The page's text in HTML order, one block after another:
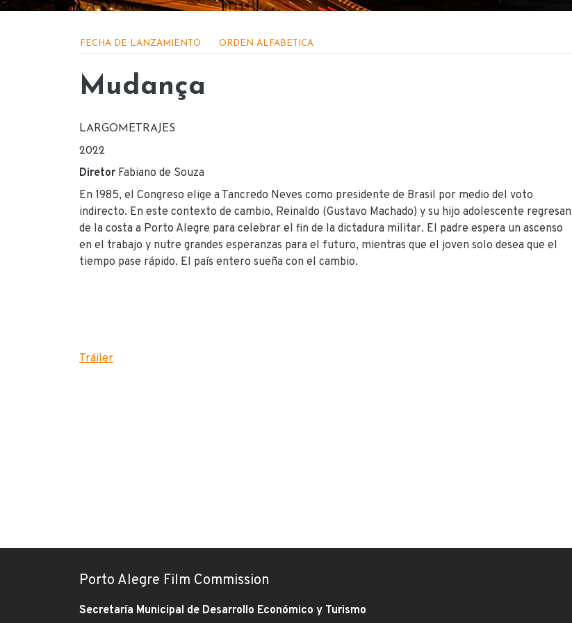
Menu - Produções apoiadas
FECHA DE LANZAMIENTO ORDEN ALFABETICA
Mudança
LARGOMETRAJES
2022
Diretor Fabiano de Souza
En 1985, el Congreso elige a Tancredo Neves como presidente de Brasil por medio del voto
indirecto. En este contexto de cambio, Reinaldo (Gustavo Machado) y su hijo adolescente regresan
de la costa a Porto Alegre para celebrar el fin de la dictadura militar. El padre espera un ascenso
en el trabajo y nutre grandes esperanzas para el futuro, mientras que el joven solo desea que el
tiempo pase rápido. El país entero sueña con el cambio.
Tráiler
Porto Alegre Film Commission
Secretaría Municipal de Desarrollo Económico y Turismo